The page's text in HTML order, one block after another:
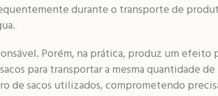
durante o transporte de
Porém, na prática, produz um efeito
para transportar a mesma quantidade
de sacos utilizados, comprometendo